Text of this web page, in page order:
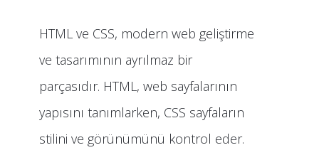
HTML ve CSS, modern web geliştirme
ve tasarımının ayrılmaz bir
parçasıdır. HTML, web sayfalarının
yapısını tanımlarken, CSS sayfaların
stilini ve görünümünü kontrol eder.